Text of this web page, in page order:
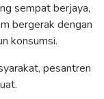
sempat berjaya,
bergerak dengan
konsumsi.
pesantren